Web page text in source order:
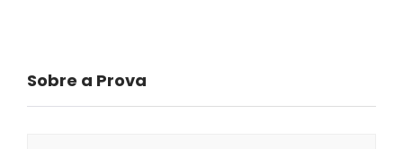
Sobre a Prova